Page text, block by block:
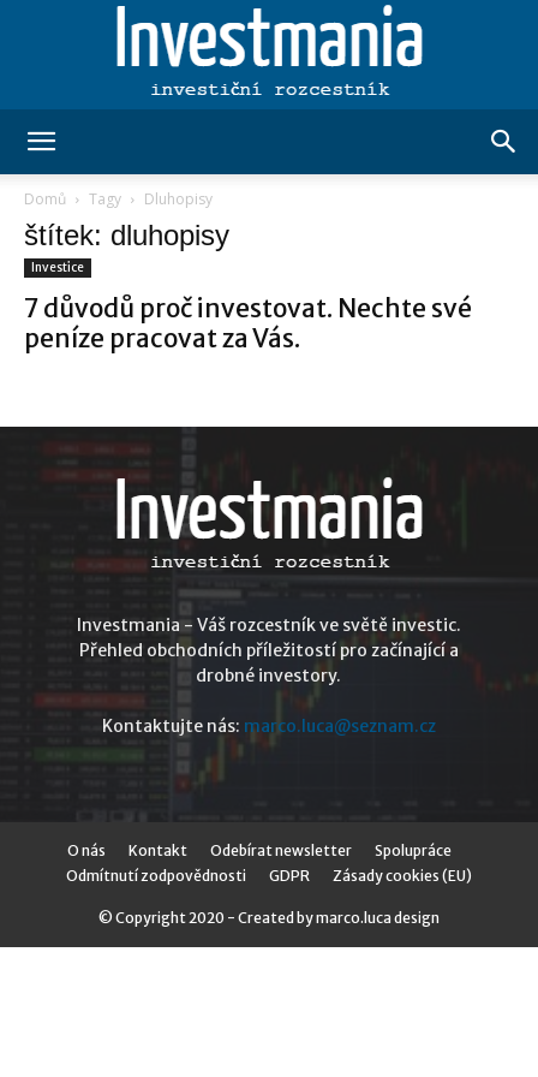
Domů Tagy Dluhopisy
štítek: dluhopisy
Investice
7 důvodů proč investovat. Nechte své
peníze pracovat za Vás.
Investmania - Váš rozcestník ve světě investic.
Přehled obchodních příležitostí pro začínající a
drobné investory.
Kontaktujte nás: marco.luca@seznam.cz
O nás Kontakt Odebírat newsletter
Spolupráce
Odmítnutí zodpovědnosti
GDPR Zásady cookies (EU)
© Copyright 2020 - Created by marco.luca design